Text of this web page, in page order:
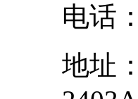
电话：
地址：